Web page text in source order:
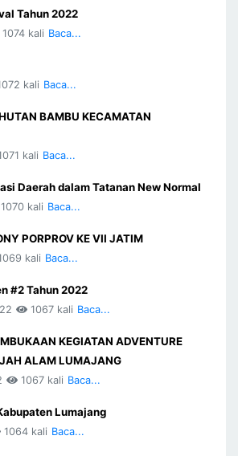
Tahun 2022
1074 kali Baca...
kali Baca...
BAMBU KECAMATAN
kali Baca...
Daerah dalam Tatanan New Normal
1070 kali Baca...
PORPROV KE VII JATIM
kali Baca...
#2 Tahun 2022
1067 kali Baca...
KEGIATAN ADVENTURE
ALAM LUMAJANG
1067 kali Baca...
Lumajang
1064 kali Baca...